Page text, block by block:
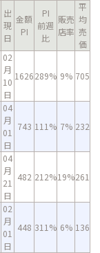
出
現
日
金額
PI
PI
前週
比
販売
店率
平
均
売
価
02
月
10
日
1626289% 9% 705
04
月
01
日
743 111% 7% 232
04
月
21
日
482 212%19%261
02
月
01
日
448 311% 6% 136